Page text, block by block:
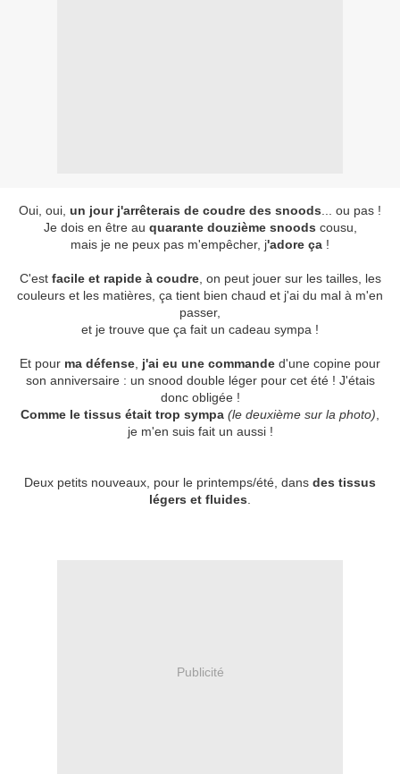
Oui, oui, un jour j'arrêterais de coudre des snoods ... ou pas !
Je dois en être au quarante douzième snoods cousu,
mais je ne peux pas m'empêcher, j'adore ça !
C'est facile et rapide à coudre, on peut jouer sur les tailles, les
couleurs et les matières, ça tient bien chaud et j'ai du mal à m'en
passer,
et je trouve que ça fait un cadeau sympa !
Et pour ma défense j'ai eu une commande d'une copine pour
son anniversaire : un snood double léger pour cet été ! J'étais
donc obligée !
Comme le tissus était trop sympa (le deuxième sur la photo)
je m'en suis fait un aussi !
Deux petits nouveaux, pour le printemps/été, dans des tissus
légers et fluides
Publicité